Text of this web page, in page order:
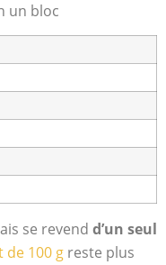
un bloc
se revend d’un seul
de 100 g reste plus